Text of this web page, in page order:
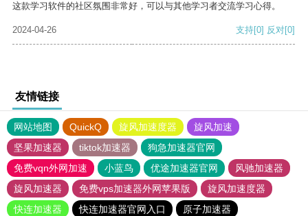
这款学习软件的社区氛围非常好，可以与其他学习者交流学习心得。
2024-04-26 支持[0] 反对[0]
友情链接
网站地图 QuickQ 旋风加速度器
旋风加速
坚果加速器
tiktok加速器
狗急加速器官网
免费vqn外网加速
小蓝鸟 优途加速器官网
风驰加速器
旋风加速器
免费vps加速器外网苹果版
旋风加速度器
快连加速器
快连加速器官网入口
原子加速器